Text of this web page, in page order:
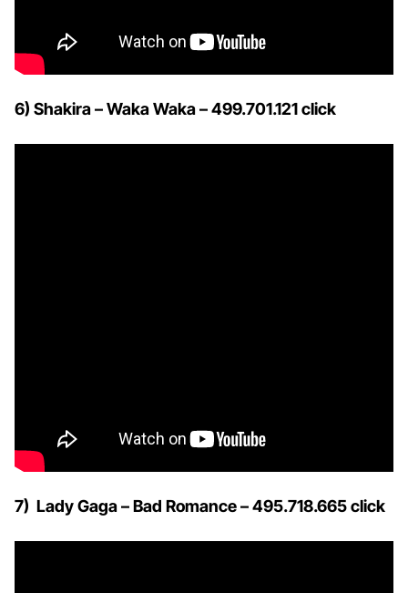
6) Shakira – Waka Waka – 499.701.121 click
7) Lady Gaga – Bad Romance – 495.718.665 click